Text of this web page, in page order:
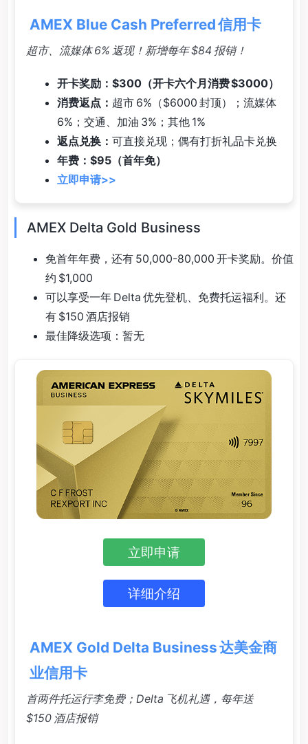
AMEX Blue Cash Preferred 信用卡
超市、流媒体 6% 返现！新增每年 $84 报销！
开卡奖励：$300（开卡六个月消费 $3000）
消费返点： 超市 6%（$6000 封顶）；流媒体
6%；交通、加油 3%；其他 1%
返点兑换： 可直接兑现；偶有打折礼品卡兑换
年费：$95（首年免）
立即申请>>
AMEX Delta Gold Business
免首年年费，还有 50,000-80,000 开卡奖励。价值
约 $1,000
可以享受一年 Delta 优先登机、免费托运福利。还
有 $150 酒店报销
最佳降级选项：暂无
立即申请
详细介绍
AMEX Gold Delta Business 达美金商
业信用卡
首两件托运行李免费；Delta 飞机礼遇，每年送
$150 酒店报销